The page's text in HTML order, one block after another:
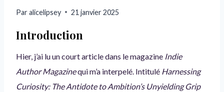
Paralicelipsey 21 janvier 2025
Introduction
Hier, j’ai lu un court article dans le magazine Indie
Author Magazinequi m’a interpelé. Intitulé Harnessing
Curiosity: The Antidote to Ambition’s Unyielding Grip